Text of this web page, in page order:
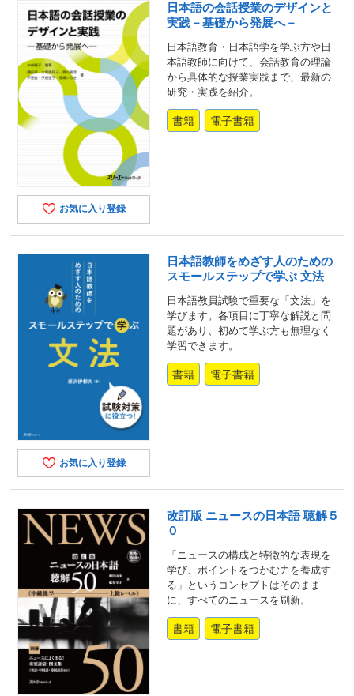
お気に入り登録
日本語の会話授業のデザインと
実践－基礎から発展へ－
日本語教育・日本語学を学ぶ方や日
本語教師に向けて、会話教育の理論
から具体的な授業実践まで、最新の
研究・実践を紹介。
書籍 電子書籍
お気に入り登録
日本語教師をめざす人のための
スモールステップで学ぶ 文法
日本語教員試験で重要な「文法」を
学びます。各項目に丁寧な解説と問
題があり、初めて学ぶ方も無理なく
学習できます。
書籍 電子書籍
改訂版 ニュースの日本語 聴解５
０
「ニュースの構成と特徴的な表現を
学び、ポイントをつかむ力を養成す
る」というコンセプトはそのまま
に、すべてのニュースを刷新。
書籍 電子書籍